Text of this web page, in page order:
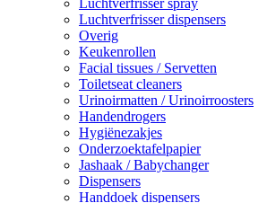
Luchtverfrisser dispensers
Overig
Keukenrollen
Facial tissues / Servetten
Toiletseat cleaners
Urinoirmatten / Urinoirroosters
Handendrogers
Hygiënezakjes
Onderzoektafelpapier
Jashaak / Babychanger
Dispensers
Handdoek dispensers